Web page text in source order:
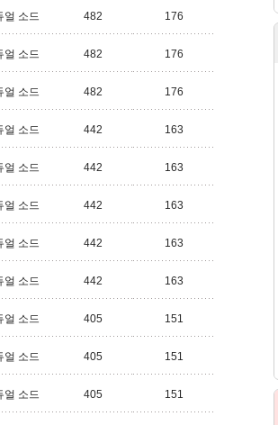
얼 소드 482 176
얼 소드 482 176
얼 소드 482 176
얼 소드 442 163
얼 소드 442 163
얼 소드 442 163
얼 소드 442 163
얼 소드 442 163
얼 소드 405 151
얼 소드 405 151
얼 소드 405 151